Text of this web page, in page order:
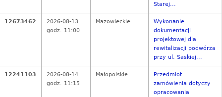
Starej...
12673462
2026-08-13
godz. 11:00
Mazowieckie
Wykonanie
dokumentacji
projektowej dla
rewitalizacji podwórza
przy ul. Saskiej...
12241103
2026-08-14
godz. 11:15
Małopolskie
Przedmiot
zamówienia dotyczy
opracowania